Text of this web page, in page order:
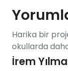
Harika bir
okullarda
İrem